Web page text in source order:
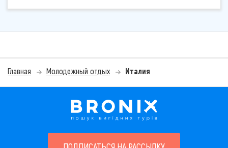
Главная Молодежный отдых Италия